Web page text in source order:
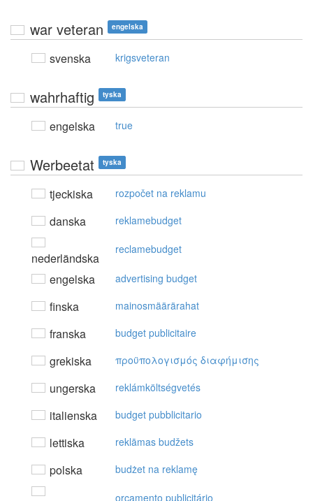
war veteran engelska
svenska krigsveteran
wahrhaftig tyska
engelska true
Werbeetat tyska
tjeckiska rozpočet na reklamu
danska reklamebudget
nederländska
reclamebudget
engelska advertising budget
finska mainosmäärärahat
franska budget publicitaire
grekiska πρoϋπoλoγισμός διαφήμισης
ungerska reklámköltségvetés
italienska budget pubblicitario
lettiska reklāmas budžets
polska budżet na reklamę
orçamento publicitário